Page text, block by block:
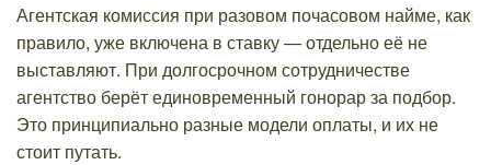
Агентская комиссия при разовом почасовом найме, как
правило, уже включена в ставку — отдельно её не
выставляют. При долгосрочном сотрудничестве
агентство берёт единовременный гонорар за подбор.
Это принципиально разные модели оплаты, и их не
стоит путать.